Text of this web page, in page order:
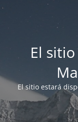
El
El sitio estará